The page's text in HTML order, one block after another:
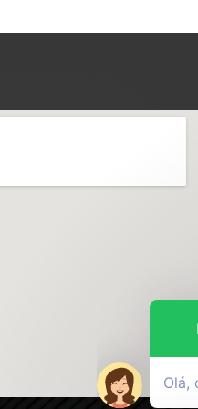
Olá,